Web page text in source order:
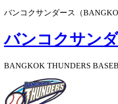
バンコクサンダース（
バンコクサン
BANGKOK THUNDERS